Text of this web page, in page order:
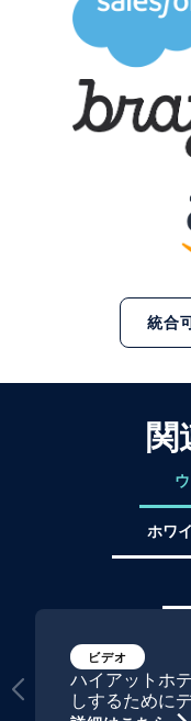
統合
関
ホワ
ビデオ
ハイアットホ
しするために